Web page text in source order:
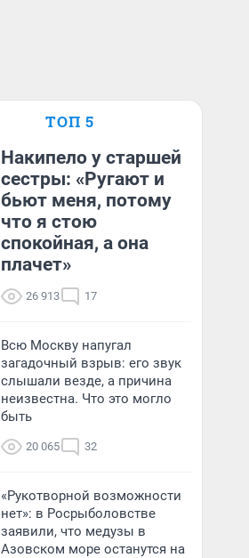
ТОП 5
Накипело у старшей
сестры: «Ругают и
бьют меня, потому
что я стою
спокойная, а она
плачет»
26 913 17
Всю Москву напугал
загадочный взрыв: его звук
слышали везде, а причина
неизвестна. Что это могло
быть
20 065 32
«Рукотворной возможности
нет»: в Росрыболовстве
заявили, что медузы в
Азовском море останутся на